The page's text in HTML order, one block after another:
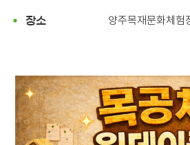
장소 양주목재문화체험